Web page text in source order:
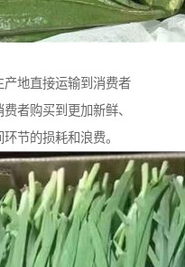
地直接运输到消费者
者购买到更加新鲜、
节的损耗和浪费。